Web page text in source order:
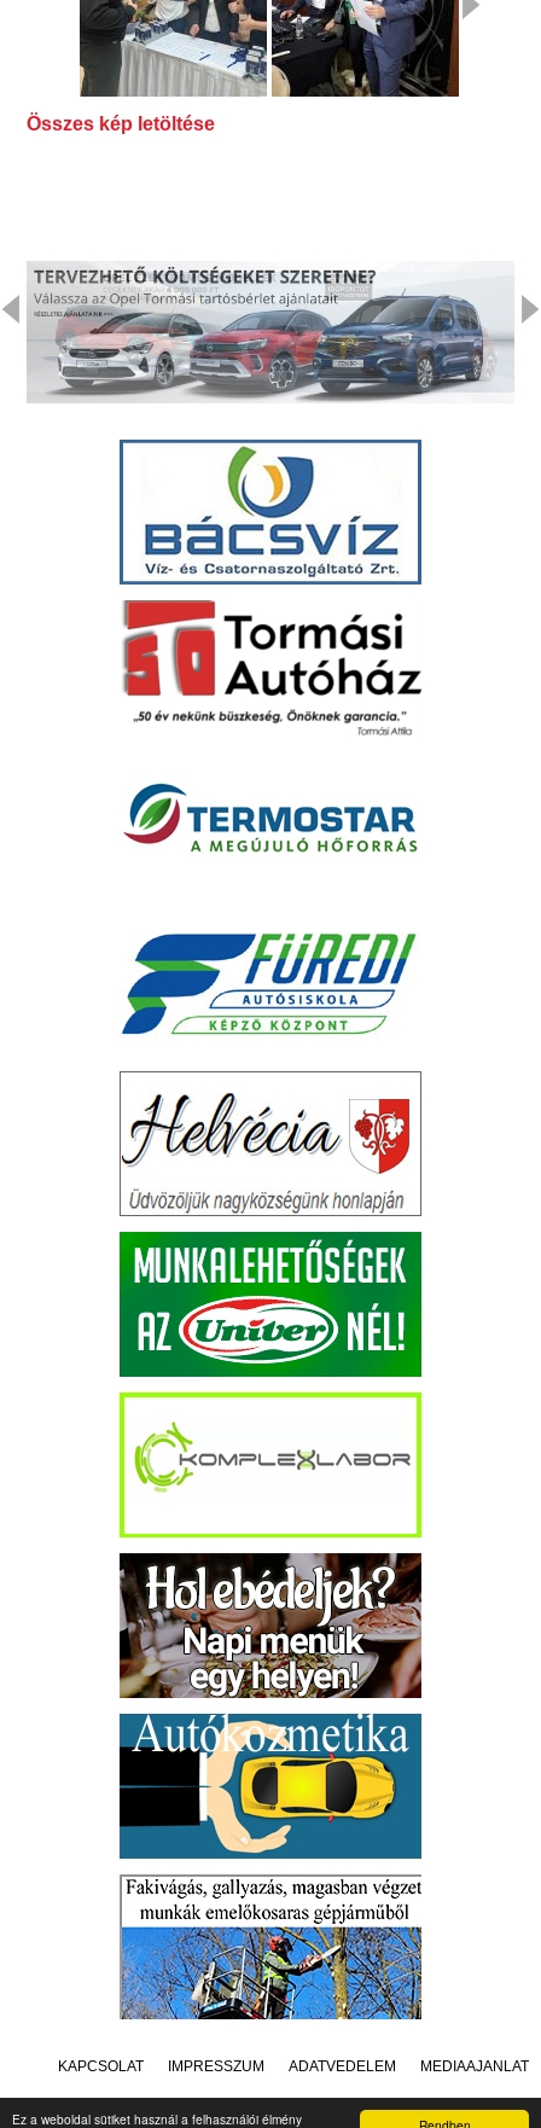
Ez a weboldal sütiket használ a felhasználói élmény
Összes kép letöltése
KAPCSOLAT IMPRESSZUM ADATVÉDELEM MÉDIAAJÁNLAT